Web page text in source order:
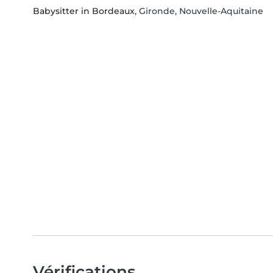
Babysitter in Bordeaux, Gironde, Nouvelle-Aquitaine